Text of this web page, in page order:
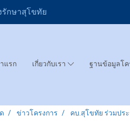
รักษาสุโขทัย
แรก เกี่ยวกับเรา ฐานข้อมูลโ
ข่าวโครงการ คบ.สุโขทัย ร่วมปร